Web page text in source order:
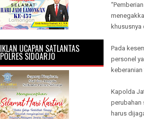
khususnya
Pada
personel
Kapolda
perubahan
harus
IKLAN UCAPAN SATLANTAS
POLRES SIDOARJO